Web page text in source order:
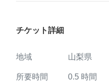
チケット詳細
地域 山梨県
所要時間 0.5 時間